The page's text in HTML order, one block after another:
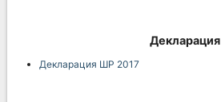
Декларация
Декларация ШР 2017